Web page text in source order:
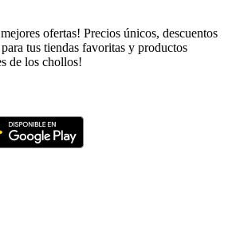
ofertas! Precios únicos, descuentos
tus tiendas favoritas y productos
de los chollos!